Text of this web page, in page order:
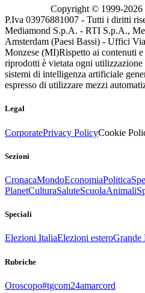
Copyright © 1999-2026
P.Iva 03976881007 - Tutti i diritti
Mediamond S.p.A. - RTI S.p.A.,
Amsterdam (Paesi Bassi) - Uffici
Monzese (MI)Rispetto ai contenuti
riprodotti è vietata ogni utilizzazione
sistemi di intelligenza artificiale
espresso di utilizzare mezzi
Legal
CorporatePrivacy PolicyCookie
Sezioni
CronacaMondoEconomiaPolitica
PlanetCulturaSaluteScuolaAnimali
Speciali
Elezioni ItaliaElezioni esteroGrande
Rubriche
Oroscopo#tgcom24amarcord